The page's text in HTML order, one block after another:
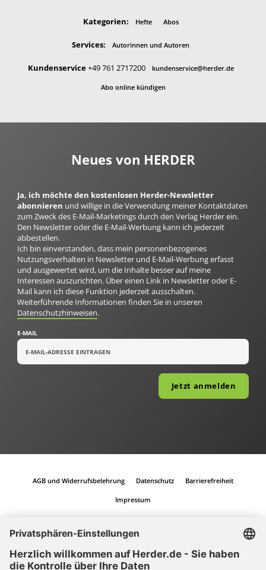
Kategorien: Hefte Abos
Services: Autorinnen und Autoren
Kundenservice+49 761 2717200 kundenservice@herder.de
Abo online kündigen
Neues von HERDER
Ja, ich möchte den kostenlosen Herder-Newsletter
abonnieren und willige in die Verwendung meiner Kontaktdaten
zum Zweck des E-Mail-Marketings durch den Verlag Herder ein.
Den Newsletter oder die E-Mail-Werbung kann ich jederzeit
abbestellen.
Ich bin einverstanden, dass mein personenbezogenes
Nutzungsverhalten in Newsletter und E-Mail-Werbung erfasst
und ausgewertet wird, um die Inhalte besser auf meine
Interessen auszurichten. Über einen Link in Newsletter oder E-
Mail kann ich diese Funktion jederzeit ausschalten.
Weiterführende Informationen finden Sie in unseren
Datenschutzhinweisen.
E-MAIL
Jetzt anmelden
AGB und Widerrufsbelehrung Datenschutz Barrierefreiheit
Impressum
Vertrag widerrufen